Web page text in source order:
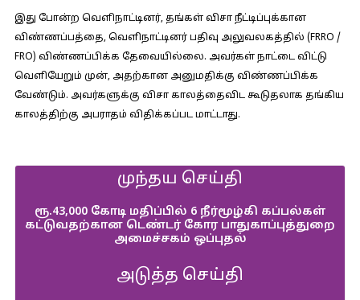
இது போன்ற வெளிநாட்டினர், தங்கள் விசா நீட்டிப்புக்கான
விண்ணப்பத்தை, வெளிநாட்டினர் பதிவு அலுவலகத்தில் (FRRO /
FRO) விண்ணப்பிக்க தேவையில்லை. அவர்கள் நாட்டை விட்டு
வெளியேறும் முன், அதற்கான அனுமதிக்கு விண்ணப்பிக்க
வேண்டும். அவர்களுக்கு விசா காலத்தைவிட கூடுதலாக தங்கிய
காலத்திற்கு அபராதம் விதிக்கப்பட மாட்டாது.
முந்தய செய்தி
ரூ.43,000 கோடி மதிப்பில் 6 நீர்மூழ்கி கப்பல்கள்
கட்டுவதற்கான டெண்டர் கோர பாதுகாப்புத்துறை
அமைச்சகம் ஒப்புதல்
அடுத்த செய்தி